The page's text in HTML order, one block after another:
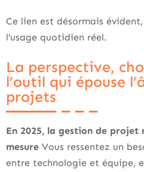
Ce lien est désormais
l’usage quotidien réel.
La perspective,
l’outil qui épouse
projets
En 2025, la gestion de projet
mesure Vous ressentez un
entre technologie et équipe,